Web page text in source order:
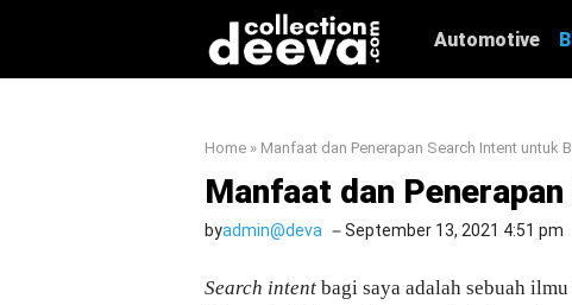
content
Automotive
Home » Manfaat dan Penerapan Search Intent untuk
Manfaat dan
byadmin@deva September 13, 2021 4:51 pm
Search intent bagi saya adalah sebuah